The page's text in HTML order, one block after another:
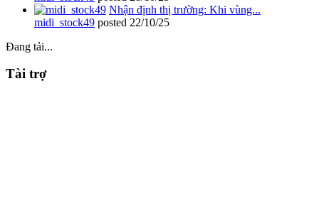
Nhận định thị trường: Khi vùng...
midi_stock49 posted 22/10/25
Đang tải...
Tài trợ